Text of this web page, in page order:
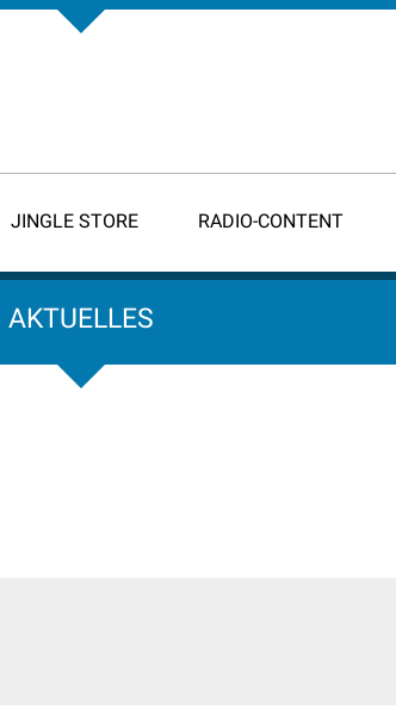
JINGLE STORE RADIO-CONTENT
AKTUELLES